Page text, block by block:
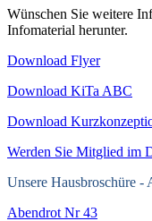
Wünschen Sie weitere
Infomaterial herunter.
Download Flyer
Download KiTa ABC
Download
Werden Sie Mitglied im
Unsere Hausbroschüre -
Abendrot Nr 43